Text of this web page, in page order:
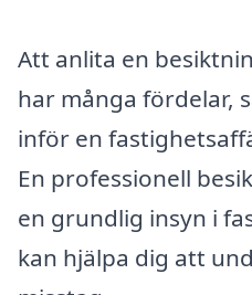
Att anlita en
har många fördelar,
inför en
En professionell
en grundlig insyn i
kan hjälpa dig att